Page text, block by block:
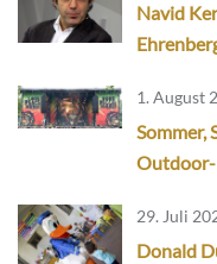
Navid
1. August
Sommer,
Outdoor-
29. Juli
Donald